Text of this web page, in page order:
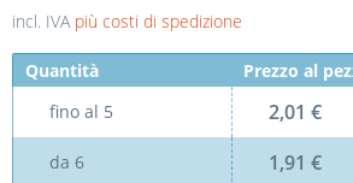
incl. IVA più costi di spedizione
Quantità
Prezzo al
fino al 5 2,01 €
da 6 1,91 €